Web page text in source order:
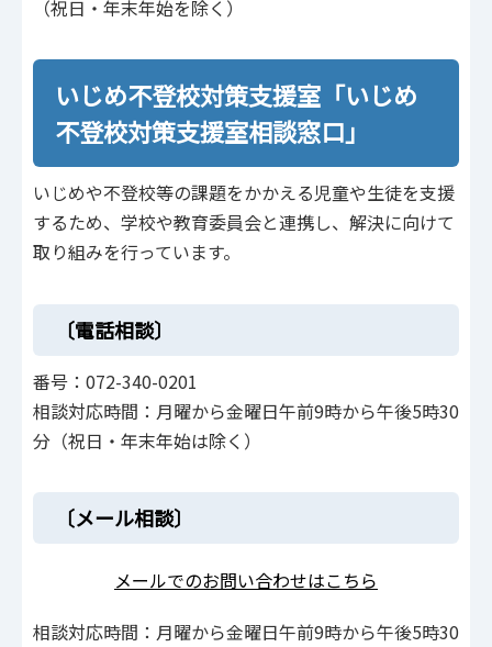
（祝日・年末年始を除く）
いじめ不登校対策支援室「いじめ
不登校対策支援室相談窓口」
いじめや不登校等の課題をかかえる児童や生徒を支援
するため、学校や教育委員会と連携し、解決に向けて
取り組みを行っています。
〔電話相談〕
番号：072-340-0201
相談対応時間：月曜から金曜日午前9時から午後5時30
分（祝日・年末年始は除く）
〔メール相談〕
メールでのお問い合わせはこちら
相談対応時間：月曜から金曜日午前9時から午後5時30